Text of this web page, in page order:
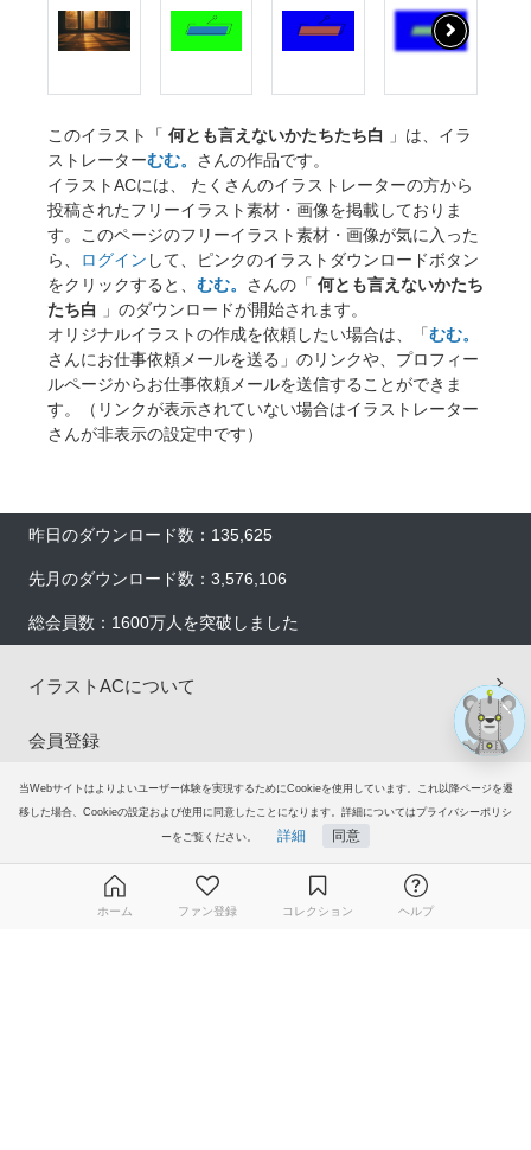
当Webサイトはよりよいユーザー体験を実現するためにCookieを使用しています。これ以降ページを遷
移した場合、Cookieの設定および使用に同意したことになります。詳細についてはプライバシーポリシ
ーをご覧ください。 詳細 同意
このイラスト「 何とも言えないかたちたち白
」は、イラ
ストレーターむむ。 さんの作品です。
イラストACには、 たくさんのイラストレーターの方から
投稿されたフリーイラスト素材・画像を掲載しておりま
す。このページのフリーイラスト素材・画像が気に入った
ら、
ログイン して、ピンクのイラストダウンロードボタン
をクリックすると、 むむ。 さんの「 何とも言えないかたち
たち白
」のダウンロードが開始されます。
オリジナルイラストの作成を依頼したい場合は、「むむ。
さんにお仕事依頼メールを送る」のリンクや、プロフィー
ルページからお仕事依頼メールを送信することができま
す。（リンクが表示されていない場合はイラストレーター
さんが非表示の設定中です）
昨日のダウンロード数：135,625
先月のダウンロード数：3,576,106
総会員数：1600万人を突破しました
イラストACについて
会員登録
プレミアム会員サービス
グループサイト
×
ホーム ファン登録 コレクション ヘルプ